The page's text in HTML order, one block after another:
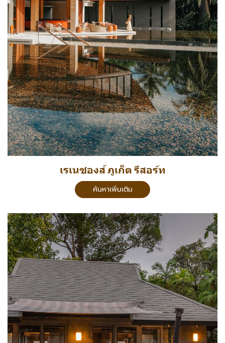
เรเนซองส์ ภูเก็ต รีสอร์ท
ค้นหาเพิ่มเติม